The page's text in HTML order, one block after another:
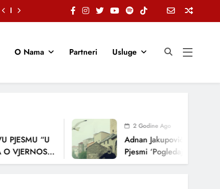
O Nama Partneri Usluge
“U
VJERNOSTI,
2 Godine Ago
Adnan Jakupović Donosi
Pjesmi ‘Pogledaj Me’